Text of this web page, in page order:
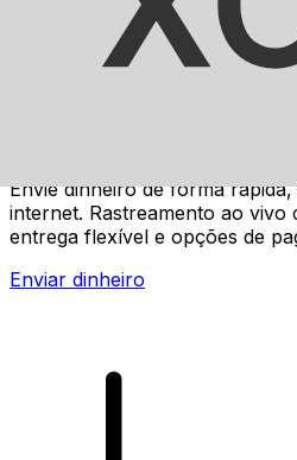
Envie dinheiro de forma
internet. Rastreamento ao vivo
entrega flexível e opções de
Enviar dinheiro